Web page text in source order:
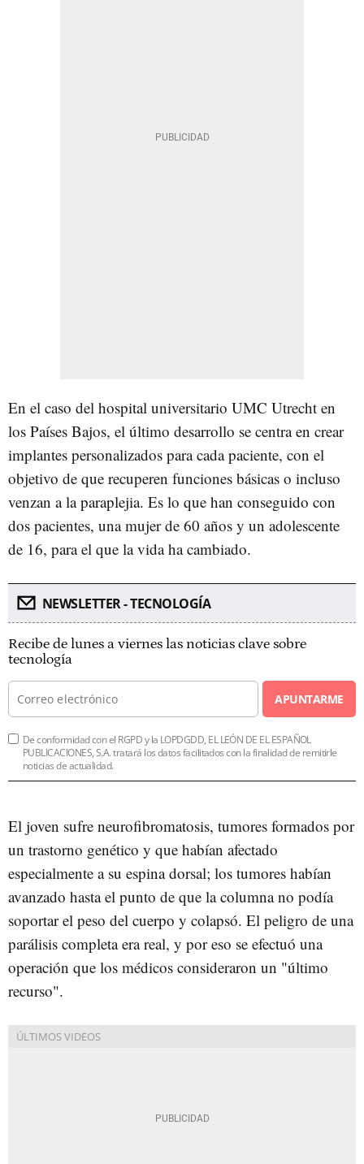
En el caso del hospital universitario UMC Utrecht en
los Países Bajos, el último desarrollo se centra en crear
implantes personalizados para cada paciente, con el
objetivo de que recuperen funciones básicas o incluso
venzan a la paraplejia. Es lo que han conseguido con
dos pacientes, una mujer de 60 años y un adolescente
de 16, para el que la vida ha cambiado.
NEWSLETTER - TECNOLOGÍA
Recibe de lunes a viernes las noticias clave sobre
tecnología
APUNTARME
De conformidad con el RGPD y la LOPDGDD, EL LEÓN DE EL ESPAÑOL
PUBLICACIONES, S.A. tratará los datos facilitados con la finalidad de remitirle
noticias de actualidad.
El joven sufre neurofibromatosis, tumores formados por
un trastorno genético y que habían afectado
especialmente a su espina dorsal; los tumores habían
avanzado hasta el punto de que la columna no podía
soportar el peso del cuerpo y colapsó. El peligro de una
parálisis completa era real, y por eso se efectuó una
operación que los médicos consideraron un "último
recurso".